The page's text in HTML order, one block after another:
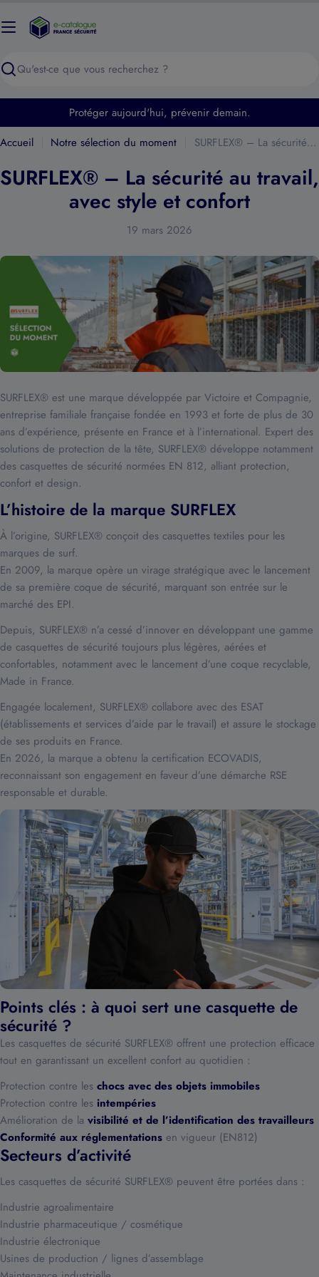
au
Recherche
Protéger aujourd'hui, prévenir demain.
Accueil
Notre sélection du moment SURFLEX® – La sécurité au travail, avec style et confort
SURFLEX® – La sécurité au travail,
avec style et confort
19 mars 2026
SURFLEX® est une marque développée par Victoire et Compagnie,
entreprise familiale française fondée en 1993 et forte de plus de 30
ans d’expérience, présente en France et à l’international. Expert des
solutions de protection de la tête, SURFLEX® développe notamment
des casquettes de sécurité normées EN 812, alliant protection,
confort et design.
L’histoire de la marque SURFLEX
À l’origine, SURFLEX® conçoit des casquettes textiles pour les
marques de surf.
En 2009, la marque opère un virage stratégique avec le lancement
de sa première coque de sécurité, marquant son entrée sur le
marché des EPI.
Depuis, SURFLEX® n’a cessé d’innover en développant une gamme
de casquettes de sécurité toujours plus légères, aérées et
confortables, notamment avec le lancement d’une coque recyclable,
Made in France.
Engagée localement, SURFLEX® collabore avec des ESAT
(établissements et services d’aide par le travail) et assure le stockage
de ses produits en France.
En 2026, la marque a obtenu la certification ECOVADIS,
reconnaissant son engagement en faveur d’une démarche RSE
responsable et durable.
Points clés : à quoi sert une casquette de
sécurité ?
Les casquettes de sécurité SURFLEX® offrent une protection efficace
tout en garantissant un excellent confort au quotidien :
Protection contre les chocs avec des objets immobiles
Protection contre les intempéries
Amélioration de la visibilité et de l’identification des travailleurs
Conformité aux réglementations en vigueur (EN812)
Secteurs d’activité
Les casquettes de sécurité SURFLEX® peuvent être portées dans :
Industrie agroalimentaire
Industrie pharmaceutique / cosmétique
Industrie électronique
Usines de production / lignes d’assemblage